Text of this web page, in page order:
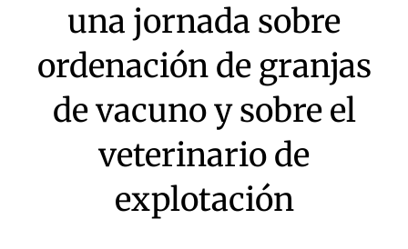
una jornada sobre
ordenación de granjas
de vacuno y sobre el
veterinario de
explotación